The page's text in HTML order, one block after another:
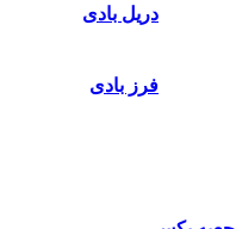
دریل بادی
فرز بادی